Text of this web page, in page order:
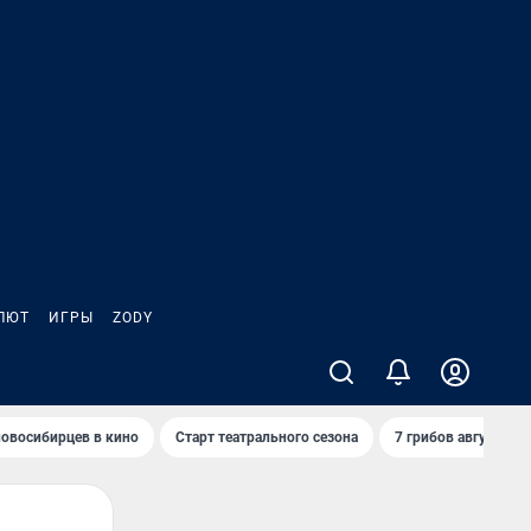
ИГРЫ ZODY
в кино Старт театрального сезона 7 грибов августа